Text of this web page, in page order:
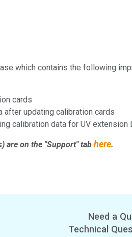
which contains the following
cards
after updating calibration cards
calibration data for UV extension
are on the "Support" tab here.
Need a
Technical